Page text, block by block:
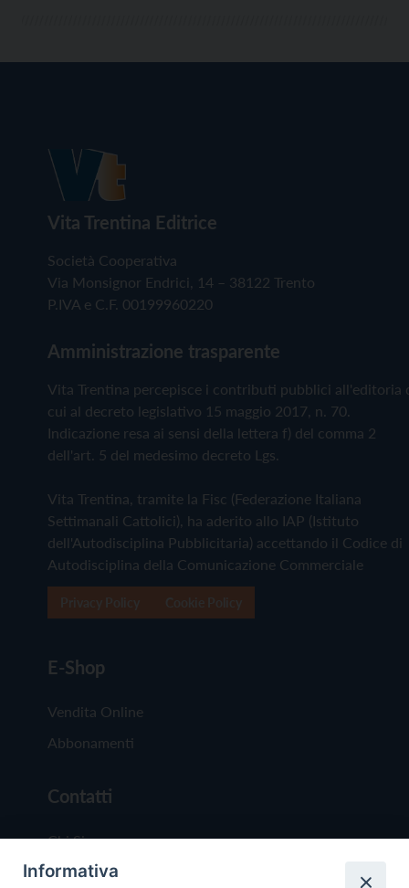
Vita Trentina Editrice
Società Cooperativa
Via Monsignor Endrici, 14 – 38122 Trento
P.IVA e C.F. 00199960220
Amministrazione trasparente
Vita Trentina percepisce i contributi pubblici all'editoria
cui al decreto legislativo 15 maggio 2017, n. 70.
Indicazione resa ai sensi della lettera f) del comma 2
dell'art. 5 del medesimo decreto Lgs.
Vita Trentina, tramite la Fisc (Federazione Italiana
Settimanali Cattolici), ha aderito allo IAP (Istituto
dell'Autodisciplina Pubblicitaria) accettando il Codice di
Autodisciplina della Comunicazione Commerciale
E-Shop
Vendita Online
Abbonamenti
Contatti
Chi Siamo
Redazione
Informativa